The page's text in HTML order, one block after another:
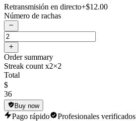
Retransmisión en directo+$12.00
Número de rachas
Order summary
Streak count x2×2
Total
$
36
Buy now
Pago rápido Profesionales verificados